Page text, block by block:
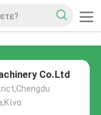
Co.Ltd